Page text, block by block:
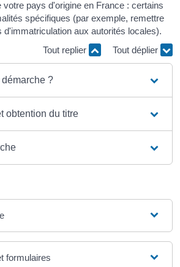
pays d'origine en France : certains
spécifiques (par exemple, remettre
d'immatriculation aux autorités locales).
Tout replier
Tout déplier
?
obtention du titre
formulaires